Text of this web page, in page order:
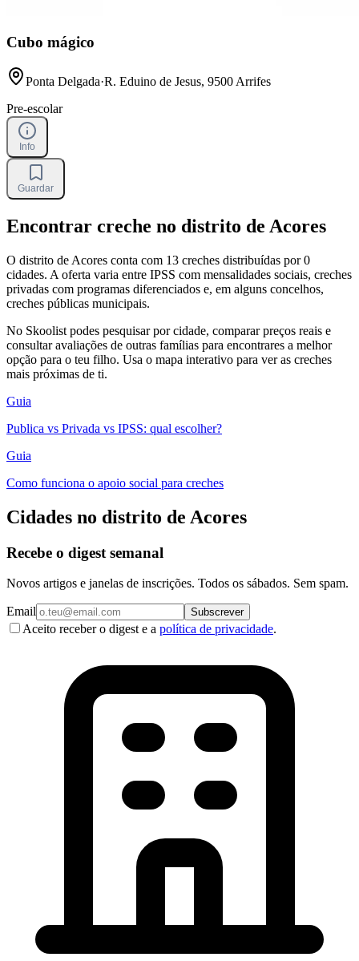
Cubo mágico
Ponta Delgada·R. Eduino de Jesus, 9500 Arrifes
Pre-escolar
Info
Guardar
Encontrar creche no distrito de Acores
O distrito de Acores conta com 13 creches distribuídas por 0
cidades. A oferta varia entre IPSS com mensalidades sociais, creches
privadas com programas diferenciados e, em alguns concelhos,
creches públicas municipais.
No Skoolist podes pesquisar por cidade, comparar preços reais e
consultar avaliações de outras famílias para encontrares a melhor
opção para o teu filho. Usa o mapa interativo para ver as creches
mais próximas de ti.
Guia
Publica vs Privada vs IPSS: qual escolher?
Guia
Como funciona o apoio social para creches
Cidades no distrito de Acores
Recebe o digest semanal
Novos artigos e janelas de inscrições. Todos os sábados. Sem spam.
Email Subscrever
Aceito receber o digest e a política de privacidade.